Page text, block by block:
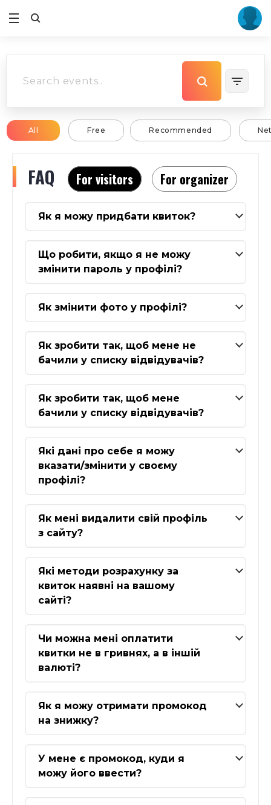
All Free Recommended
FAQ For visitors For organizer
Як я можу придбати квиток?
Що робити, якщо я не можу
змінити пароль у профілі?
Як змінити фото у профілі?
Як зробити так, щоб мене не
бачили у списку відвідувачів?
Як зробити так, щоб мене
бачили у списку відвідувачів?
Які дані про себе я можу
вказати/змінити у своєму
профілі?
Як мені видалити свій профіль
з сайту?
Які методи розрахунку за
квиток наявні на вашому
сайті?
Чи можна мені оплатити
квитки не в гривнях, а в іншій
валюті?
Як я можу отримати промокод
на знижку?
У мене є промокод, куди я
можу його ввести?